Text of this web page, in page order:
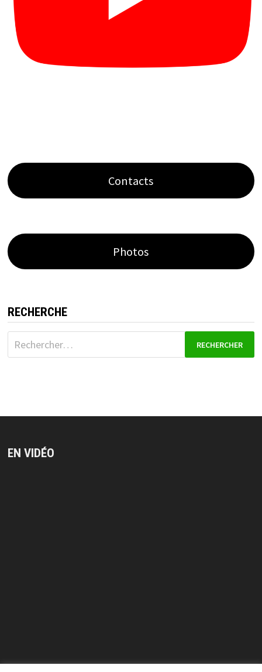
Contacts
Photos
RECHERCHE
Rechercher :
EN VIDÉO